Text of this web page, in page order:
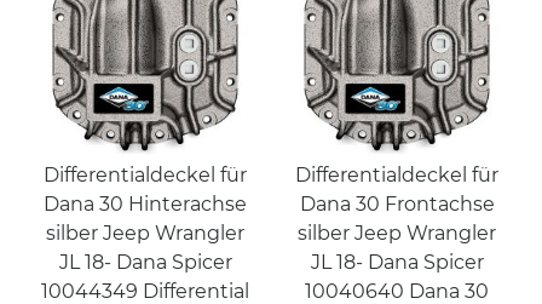
Differentialdeckel für
Dana 30 Hinterachse
silber Jeep Wrangler
JL 18- Dana Spicer
10044349 Differential
Differentialdeckel für
Dana 30 Frontachse
silber Jeep Wrangler
JL 18- Dana Spicer
10040640 Dana 30